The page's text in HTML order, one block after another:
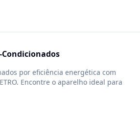
por eficiência energética com
Encontre o aparelho ideal para